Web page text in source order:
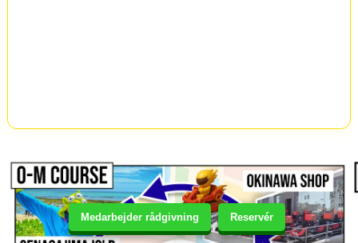
Medarbejder rådgivning Reservér